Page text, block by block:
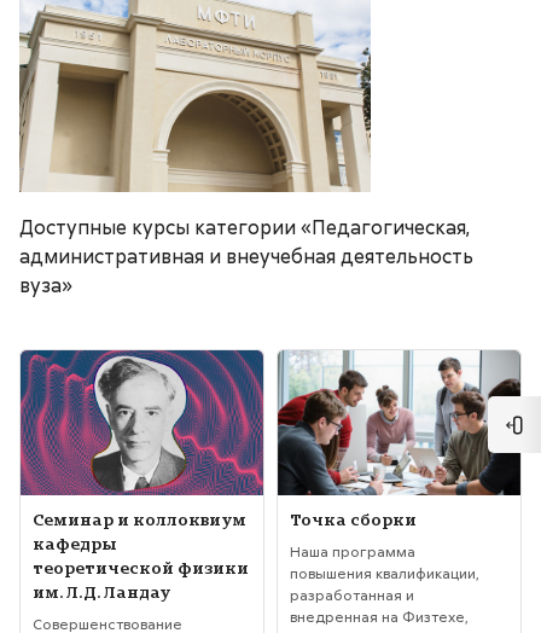
Доступные курсы категории «Педагогическая,
административная и внеучебная деятельность
вуза»
Изображение курса" Семинар и коллоквиум кафедры
Изображение курса
Название курса
Семинар и коллоквиум
кафедры
теоретической физики
им. Л.Д. Ландау
Текст краткого изложения курса:
Совершенствование
Изображение курса" Точка
Изображение курса
Название курса
Точка сборки
Текст краткого изложения курса:
Наша программа
повышения квалификации,
разработанная и
внедренная на Физтехе,